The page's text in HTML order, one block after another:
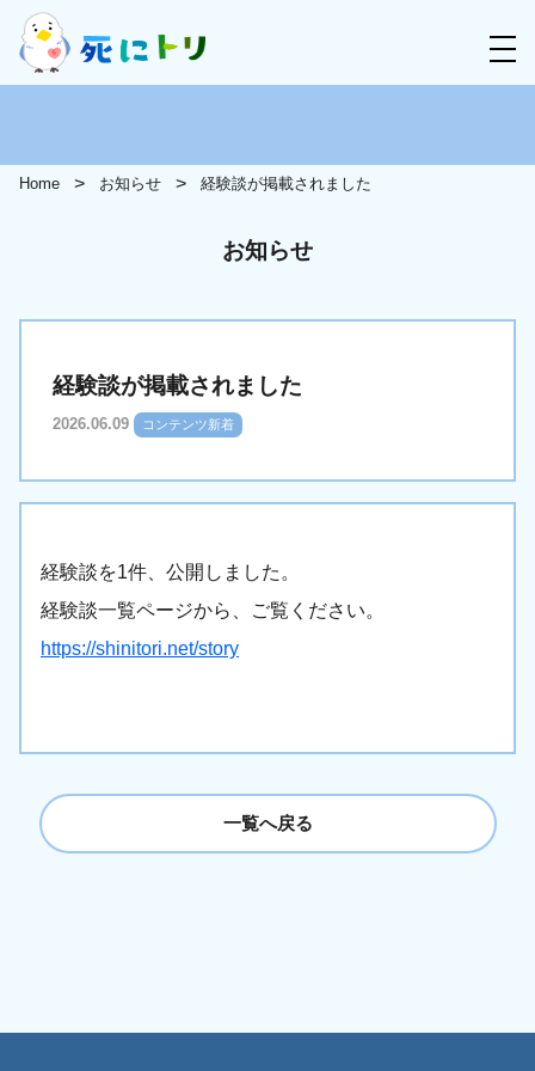
Home お知らせ 経験談が掲載されました
お知らせ
経験談が掲載されました
2026.06.09 コンテンツ新着
経験談を1件、公開しました。
経験談一覧ページから、ご覧ください。
https://shinitori.net/story
一覧へ戻る